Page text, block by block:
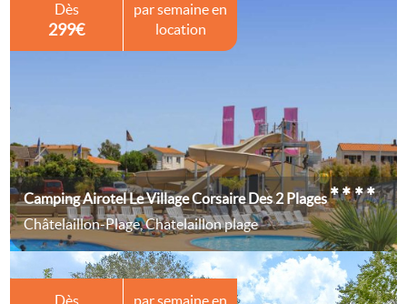
Dès
299€
par semaine en
location
Camping Airotel Le Village Corsaire Des 2 Plages****
Châtelaillon-Plage, Chatelaillon plage
Dès
par semaine en